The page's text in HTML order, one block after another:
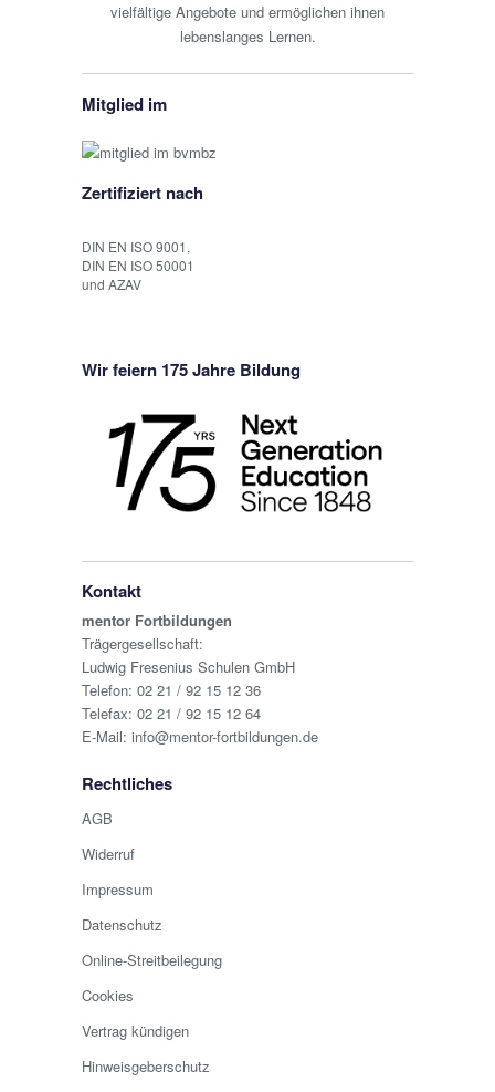
vielfältige Angebote und ermöglichen ihnen
lebenslanges Lernen.
Mitglied im
Zertifiziert nach
DIN EN ISO 9001,
DIN EN ISO 50001
und AZAV
Wir feiern 175 Jahre Bildung
Kontakt
mentor Fortbildungen
Trägergesellschaft:
Ludwig Fresenius Schulen GmbH
Telefon: 02 21 / 92 15 12 36
Telefax: 02 21 / 92 15 12 64
E-Mail: info@mentor-fortbildungen.de
Rechtliches
AGB
Widerruf
Impressum
Datenschutz
Online-Streitbeilegung
Cookies
Vertrag kündigen
Hinweisgeberschutz